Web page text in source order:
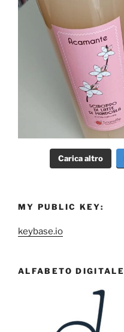
Carica altro
MY PUBLIC KEY:
keybase.io
ALFABETO DIGITALE